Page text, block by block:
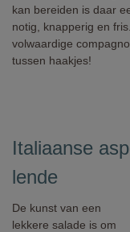
kan bereiden is daar
notig, knapperig en
volwaardige
tussen haakjes!
Italiaanse
lende
De kunst van een
lekkere salade is om